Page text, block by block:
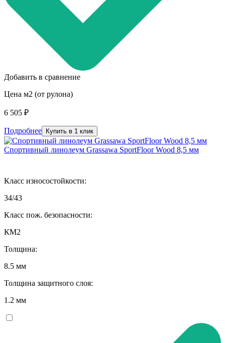
Добавить в сравнение
Цена м2 (от рулона)
6 505 ₽
Подробнее Купить в 1 клик
Спортивный линолеум Grassawa SportFloor Wood 8,5 мм
Класс износостойкости:
34/43
Класс пож. безопасности:
КМ2
Толщина:
8.5 мм
Толщина защитного слоя:
1.2 мм